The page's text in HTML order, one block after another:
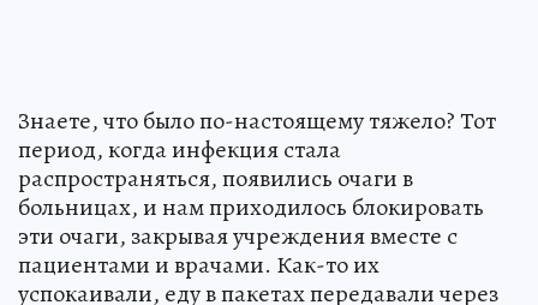
Знаете, что было по-настоящему тяжело? Тот
период, когда инфекция стала
распространяться, появились очаги в
больницах, и нам приходилось блокировать
эти очаги, закрывая учреждения вместе с
пациентами и врачами. Как-то их
успокаивали, еду в пакетах передавали через